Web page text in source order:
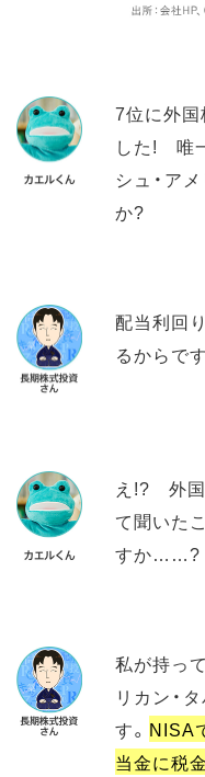
7位に外国
した! 唯
シュ・ア
か?
配当利回
るからです
え!? 外国
て聞いた
すか……?
私が持っ
リカン・
す。 NISA
当金に税